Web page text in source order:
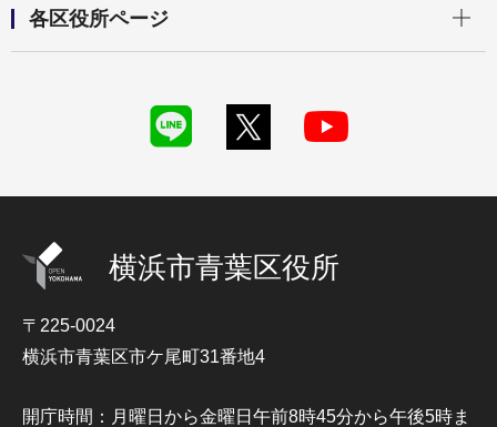
各区役所ページ
横浜市青葉区役所
〒225-0024
横浜市青葉区市ケ尾町31番地4
開庁時間：月曜日から金曜日午前8時45分から午後5時ま